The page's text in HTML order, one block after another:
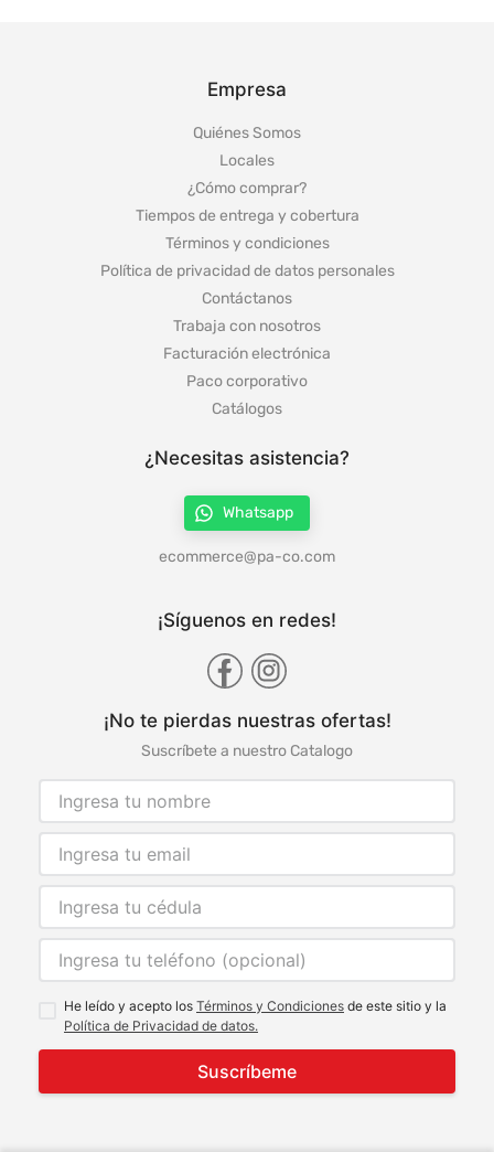
Empresa
Quiénes Somos
Locales
¿Cómo comprar?
Tiempos de entrega y cobertura
Términos y condiciones
Política de privacidad de datos personales
Contáctanos
Trabaja con nosotros
Facturación electrónica
Paco corporativo
Catálogos
¿Necesitas asistencia?
Whatsapp
ecommerce@pa-co.com
¡Síguenos en redes!
¡No te pierdas nuestras ofertas!
Suscríbete a nuestro Catalogo
He leído y acepto los Términos y Condiciones de este sitio y la
Política de Privacidad de datos.
Suscríbeme